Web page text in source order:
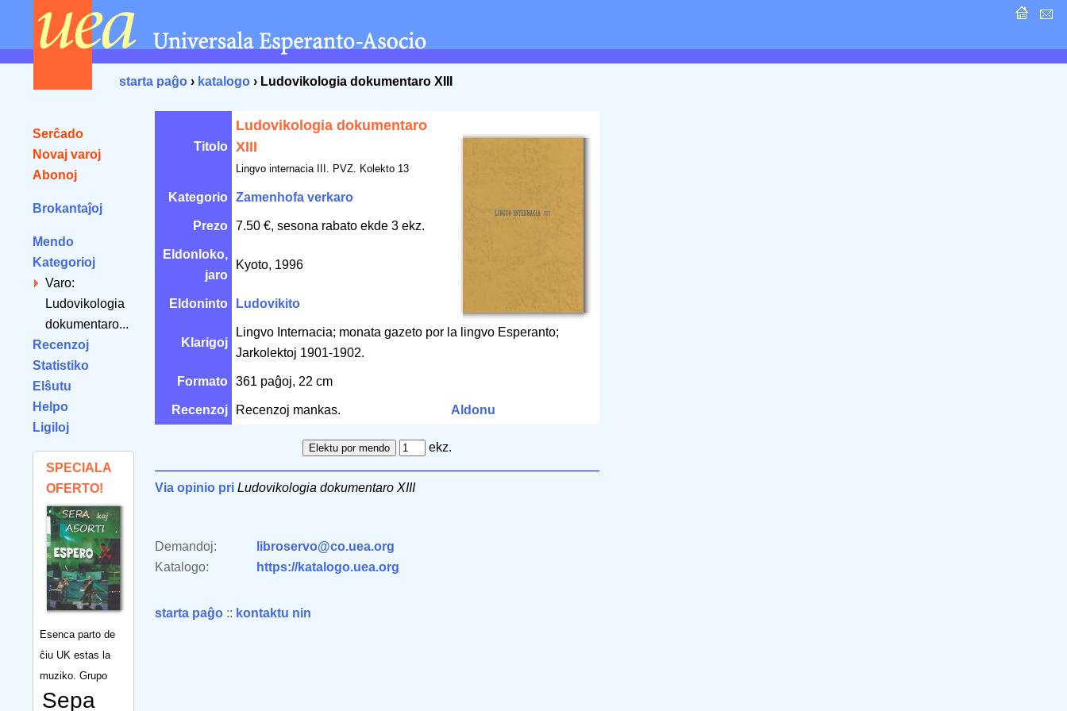
starta paĝo › katalogo › Ludovikologia dokumentaro XIII
Serĉado
Novaj varoj
Abonoj
Brokantaĵoj
Mendo
Kategorioj
Varo:
Ludovikologia
dokumentaro...
Recenzoj
Statistiko
Elŝutu
Helpo
Ligiloj
SPECIALA
OFERTO!
Esenca parto de
ĉiu UK estas la
muziko. Grupo
Sepa
Titolo
Ludovikologia dokumentaro
XIII
Lingvo internacia III. PVZ. Kolekto 13
Kategorio Zamenhofa verkaro
Prezo 7.50 €, sesona rabato ekde 3 ekz.
Eldonloko,
jaro
Kyoto, 1996
Eldoninto Ludovikito
Klarigoj
Lingvo Internacia; monata gazeto por la lingvo Esperanto;
Jarkolektoj 1901-1902.
Formato 361 paĝoj, 22 cm
Recenzoj Recenzoj mankas. Aldonu
ekz.
Via opinio pri Ludovikologia dokumentaro XIII
Demandoj:
libroservo@co.uea.org
Katalogo:
https://katalogo.uea.org
starta paĝo :: kontaktu nin